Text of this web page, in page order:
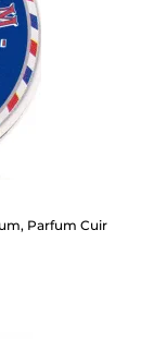
Parfum Cuir